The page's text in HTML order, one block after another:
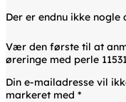
Der er endnu ikke nogle
Vær den første til at
øreringe med perle
Din e-mailadresse vil
markeret med *